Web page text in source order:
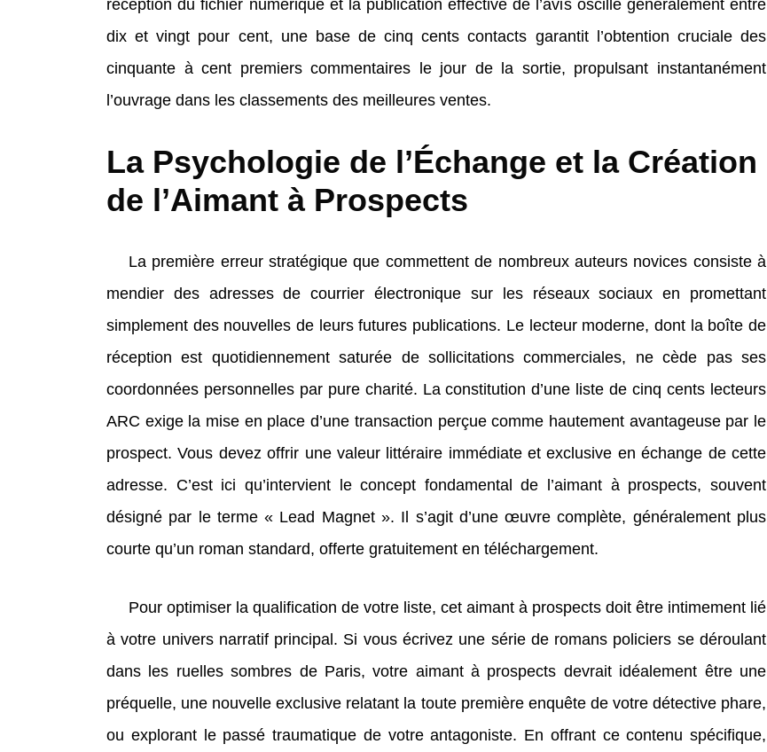
réception du fichier numérique et la publication effective de l’avis oscille généralement entre
dix et vingt pour cent, une base de cinq cents contacts garantit l’obtention cruciale des
cinquante à cent premiers commentaires le jour de la sortie, propulsant instantanément
l’ouvrage dans les classements des meilleures ventes.
La Psychologie de l’Échange et la Création
de l’Aimant à Prospects
La première erreur stratégique que commettent de nombreux auteurs novices consiste à
mendier des adresses de courrier électronique sur les réseaux sociaux en promettant
simplement des nouvelles de leurs futures publications. Le lecteur moderne, dont la boîte de
réception est quotidiennement saturée de sollicitations commerciales, ne cède pas ses
coordonnées personnelles par pure charité. La constitution d’une liste de cinq cents lecteurs
ARC exige la mise en place d’une transaction perçue comme hautement avantageuse par le
prospect. Vous devez offrir une valeur littéraire immédiate et exclusive en échange de cette
adresse. C’est ici qu’intervient le concept fondamental de l’aimant à prospects, souvent
désigné par le terme « Lead Magnet ». Il s’agit d’une œuvre complète, généralement plus
courte qu’un roman standard, offerte gratuitement en téléchargement.
Pour optimiser la qualification de votre liste, cet aimant à prospects doit être intimement lié
à votre univers narratif principal. Si vous écrivez une série de romans policiers se déroulant
dans les ruelles sombres de Paris, votre aimant à prospects devrait idéalement être une
préquelle, une nouvelle exclusive relatant la toute première enquête de votre détective phare,
ou explorant le passé traumatique de votre antagoniste. En offrant ce contenu spécifique,